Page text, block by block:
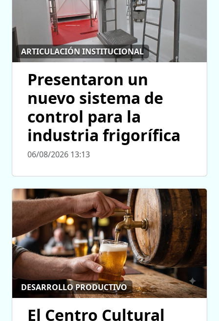
ARTICULACIÓN INSTITUCIONAL
Presentaron un
nuevo sistema de
control para la
industria frigorífica
06/08/2026 13:13
DESARROLLO PRODUCTIVO
El Centro Cultural